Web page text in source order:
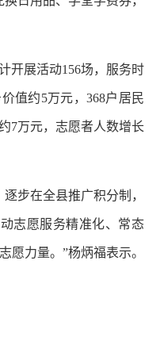
展活动156场，服务时
值约5万元，368户居民
7万元，志愿者人数增长
步在全县推广积分制，
志愿服务精准化、常态
愿力量。”杨炳福表示。